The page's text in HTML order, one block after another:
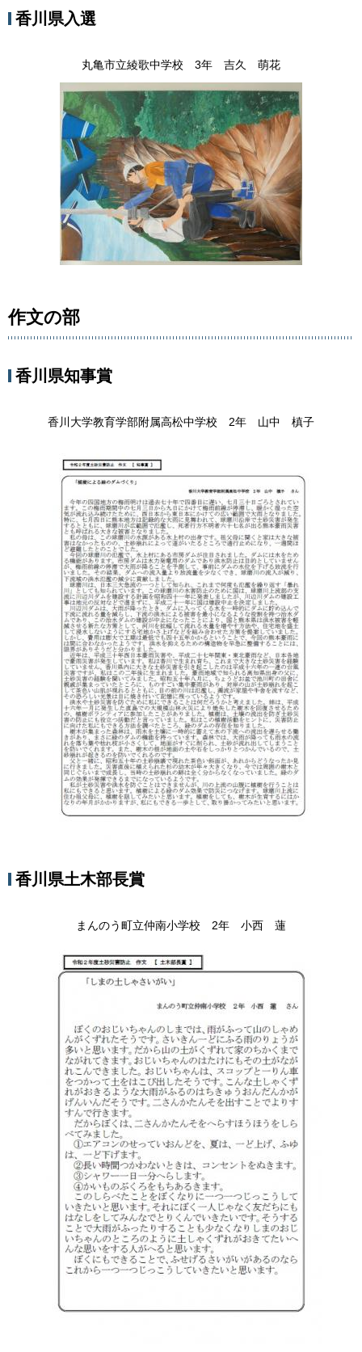
香川県入選
丸亀市立綾歌中学校 3年 吉久 萌花
作文の部
香川県知事賞
香川大学教育学部附属高松中学校 2年 山中 槙子
香川県土木部長賞
まんのう町立仲南小学校 2年 小西 蓮